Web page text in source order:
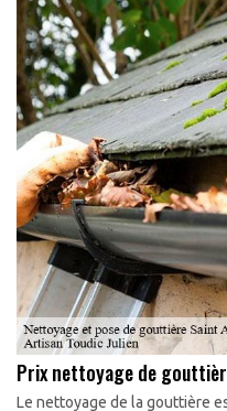
Prix nettoyage de
Le nettoyage de la gouttière